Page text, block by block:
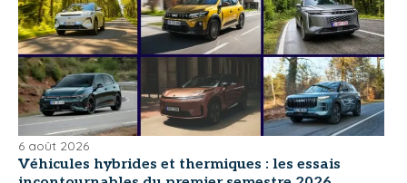
6 août 2026
Véhicules hybrides et thermiques : les essais